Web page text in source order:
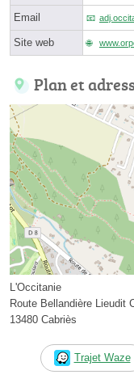
Email
Site web
Plan et
L'Occitanie
Route Bellandière Lieudit
13480 Cabriès
Trajet Waze